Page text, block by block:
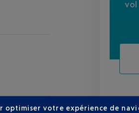
vol
SUR
votre expérience de